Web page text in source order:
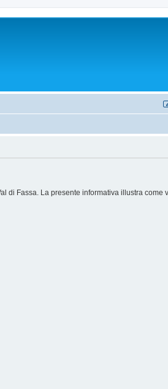
di Fassa. La presente informativa illustra come